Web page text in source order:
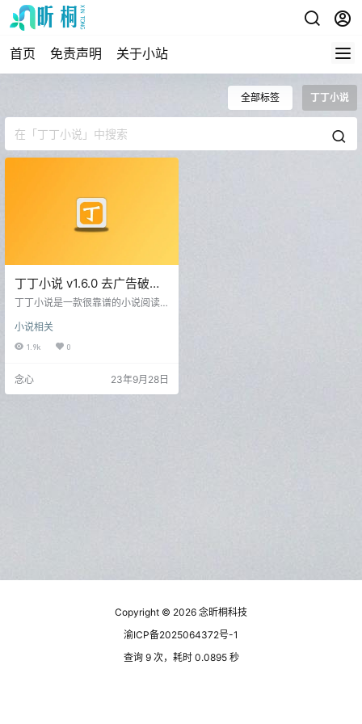
首页 免责声明 关于小站
全部标签 丁丁小说
丁丁小说 v1.6.0 去广告破解
版
丁丁小说是一款很靠谱的小说阅读
的小说资源，不管是什么类型的小
说都应有尽有，所有的小说都支持
用户需求。 软件分为五个界面，分
别为书架，书城，寻书，和我的页
小说相关
1.9k 0
念心 23年9月28日
Copyright © 2026 念昕桐科技
渝ICP备2025064372号-1
查询 9 次，耗时 0.0895 秒